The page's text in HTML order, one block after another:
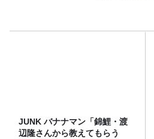
JUNK バナナマン「錦鯉・渡
辺隆さんから教えてもらう